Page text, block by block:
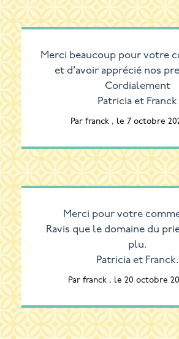
Merci beaucoup pour votre
et d’avoir apprécié nos
Cordialement
Patricia et Franck
Par franck , le 7 octobre
Merci pour votre
Ravis que le domaine du
plu.
Patricia et Franck.
Par franck , le 20 octobre